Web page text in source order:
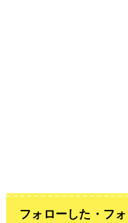
フォローした・フ